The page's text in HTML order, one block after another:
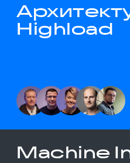
Highload
Machine